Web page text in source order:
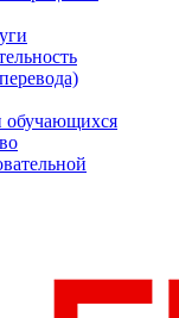
обучающихся